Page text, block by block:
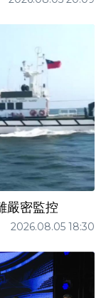
嚴密監控
2026.08.05 18:30